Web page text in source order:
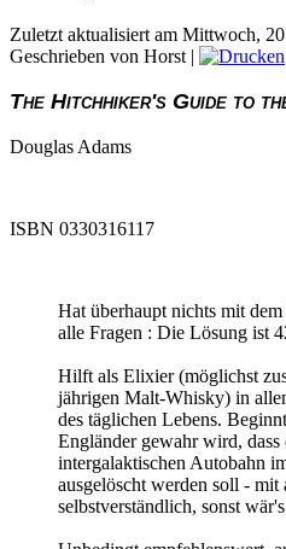
Zuletzt aktualisiert am Mittwoch,
Geschrieben von Horst |
The Hitchhiker's Guide to
Douglas Adams
ISBN 0330316117
Hat überhaupt nichts mit
alle Fragen : Die Lösung ist
Hilft als Elixier (möglichst
jährigen Malt-Whisky) in
des täglichen Lebens.
Engländer gewahr wird, dass
intergalaktischen Autobahn
ausgelöscht werden soll - mit
selbstverständlich, sonst